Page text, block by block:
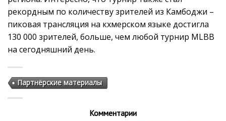
рекордным по количеству зрителей из Камбоджи –
пиковая трансляция на кхмерском языке достигла
130 000 зрителей, больше, чем любой турнир MLBB
на сегодняшний день.
Партнёрские материалы
Комментарии